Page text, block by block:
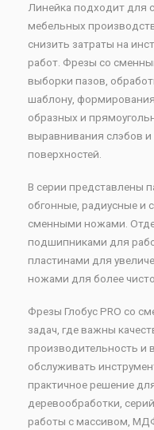
Линейка подходит для
мебельных
снизить затраты на
работ. Фрезы со
выборки пазов,
шаблону,
образных и
выравнивания слэбов
поверхностей.
В серии представлены
обгонные, радиусные и
сменными ножами.
подшипниками для
пластинами для
ножами для более
Фрезы Глобус PRO со
задач, где важны
производительность и
обслуживать
практичное решение
деревообработки,
работы с массивом,